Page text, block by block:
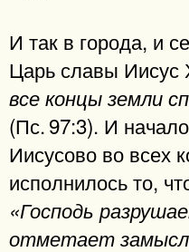
И так в города, и
Царь славы Иисус
все концы земли
(Пс. 97:3). И
Иисусово во всех
исполнилось то,
«Господь
отметает